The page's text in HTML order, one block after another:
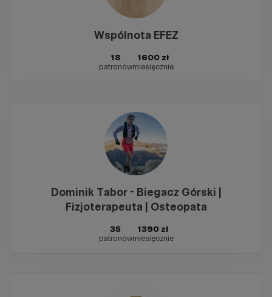
Wspólnota EFEZ
18
patronów
1600 zł
miesięcznie
Dominik Tabor - Biegacz Górski |
Fizjoterapeuta | Osteopata
35
patronów
1390 zł
miesięcznie